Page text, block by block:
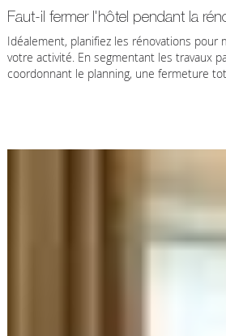
Faut-il fermer l'hôtel pendant la
Idéalement, planifiez les rénovations pour
votre activité. En segmentant les travaux
coordonnant le planning, une fermeture